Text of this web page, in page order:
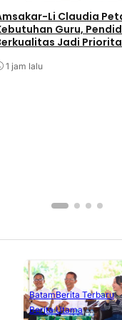
Li Claudia
Guru,
Jadi
1 jam lalu
BatamBerita Terbaru
Berita Utama